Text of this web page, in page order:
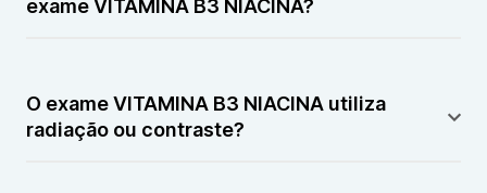
exame VITAMINA B3 NIACINA?
geralmente fica disponível em alguns dias após a
coleta da amostra, dependendo do laboratório
responsável pela análise.
O exame VITAMINA B3 NIACINA utiliza
radiação ou contraste?